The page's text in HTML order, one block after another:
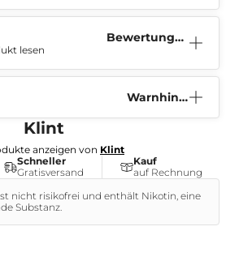
Bewertunge
lesen
Warnhinw
Klint
anzeigen von Klint
Schneller
Gratisversand
Kauf
auf Rechnung
nicht risikofrei und enthält Nikotin, eine
Substanz.